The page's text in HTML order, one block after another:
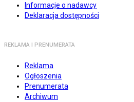
Informacje o nadawcy
Deklaracja dostępności
REKLAMA I PRENUMERATA
Reklama
Ogłoszenia
Prenumerata
Archiwum